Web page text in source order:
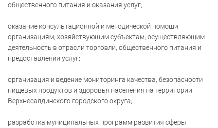
общественного питания и оказания услуг;
оказание консультационной и методической помощи
организациям, хозяйствующим субъектам, осуществляющим
деятельность в отрасли торговли, общественного питания и
предоставлении услуг;
организация и ведение мониторинга качества, безопасности
пищевых продуктов и здоровья населения на территории
Верхнесалдинского городского округа;
разработка муниципальных программ развития сферы